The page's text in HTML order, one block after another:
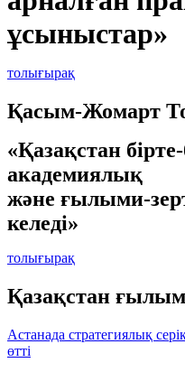
ұсыныстар»
толығырақ
Қасым-Жомарт
«Қазақстан бірте-
академиялық
және ғылыми-
келеді»
толығырақ
Қазақстан
Астанада стратегиялық
өтті